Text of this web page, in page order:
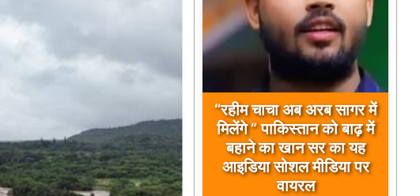
“रहीम चाचा अब अरब सागर में
मिलेंगे ” पाकिस्तान को बाढ़ में
बहाने का खान सर का यह
आइडिया सोशल मीडिया पर
वायरल